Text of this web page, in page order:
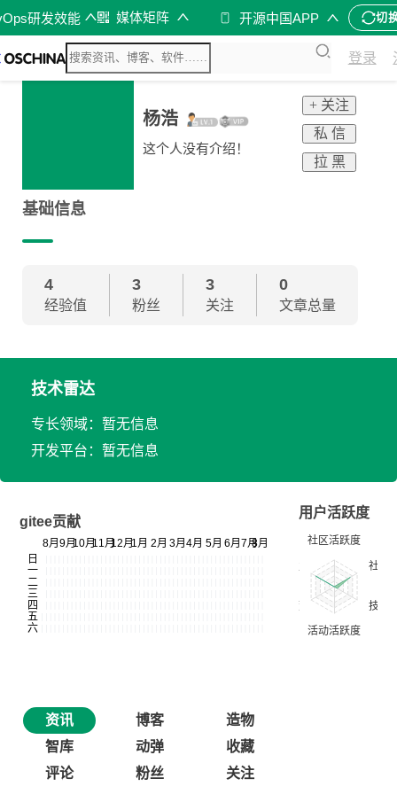
研发效能 媒体矩阵 开源中国APP 切
登录
杨浩
这个人没有介绍！
+ 关注
私 信
拉 黑
基础信息
4
经验值
3
粉丝
3
关注
0
文章总量
技术雷达
专长领域：暂无信息
开发平台：暂无信息
gitee贡献
用户活跃度
资讯 博客
造物
智库
动弹
收藏
评论
粉丝 关注